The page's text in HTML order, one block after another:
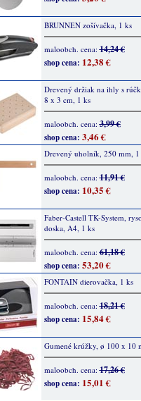
BRUNNEN zošívačka, 1 ks
maloobch. cena:14,24 €
shop cena: 12,38 €
Drevený držiak na ihly s
8 x 3 cm, 1 ks
maloobch. cena:3,99 €
shop cena: 3,46 €
Drevený uholník, 250 mm, 1
maloobch. cena:11,91 €
shop cena: 10,35 €
Faber-Castell TK-System,
doska, A4, 1 ks
maloobch. cena:61,18 €
shop cena: 53,20 €
FONTAIN dierovačka, 1 ks
maloobch. cena:18,21 €
shop cena: 15,84 €
Gumené krúžky, ø 100 x 10
maloobch. cena:17,26 €
shop cena: 15,01 €